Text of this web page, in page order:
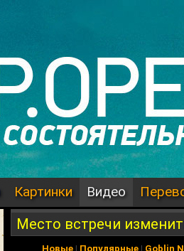
Картинки Видео
Место встречи
Новые | Популярные | Goblin